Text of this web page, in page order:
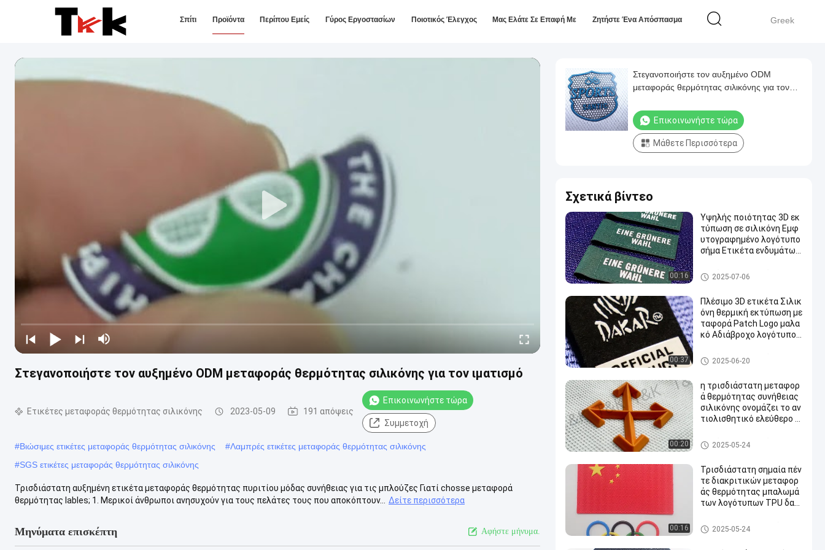
Greek
Σπίτι Προϊόντα Περίπου Εμείς Γύρος Εργοστασίων Ποιοτικός Έλεγχος Μας Ελάτε Σε Επαφή Με Ζητήστε Ένα Απόσπασμα
Στεγανοποιήστε τον αυξημένο ODM μεταφοράς θερμότητας σιλικόνης για τον ιματισμό
Ετικέτες μεταφοράς θερμότητας σιλικόνης 2023-05-09 191 απόψεις
Επικοινωνήστε τώρα
Συμμετοχή
#Βιώσιμες ετικέτες μεταφοράς θερμότητας σιλικόνης #Λαμπρές ετικέτες μεταφοράς θερμότητας σιλικόνης
#SGS ετικέτες μεταφοράς θερμότητας σιλικόνης
Τρισδιάστατη αυξημένη ετικέτα μεταφοράς θερμότητας πυριτίου μόδας συνήθειας για τις μπλούζες Γιατί chosse μεταφορά
θερμότητας lables; 1. Μερικοί άνθρωποι ανησυχούν για τους πελάτες τους που αποκόπτουν...
Δείτε περισσότερα
Μηνύματα επισκέπτη Αφήστε μήνυμα.
Στεγανοποιήστε τον αυξημένο ODM
μεταφοράς θερμότητας σιλικόνης για τον
Επικοινωνήστε τώρα
Μάθετε Περισσότερα
Σχετικά βίντεο
00:16
Υψηλής ποιότητας 3D εκ
τύπωση σε σιλικόνη Εμφ
υτογραφημένο λογότυπο
σήμα Ετικέτα ενδυμάτων
αφορά θερμότητας για χ
ρήση ρούχων
Ετικέτες μεταφοράς θερμότ
ητας σιλικόνης
2025-07-06
00:37
Πλέσιμο 3D ετικέτα Σιλικ
όνη θερμική εκτύπωση με
ταφορά Patch Logo μαλα
κό Αδιάβροχο λογότυπο γ
απούτσια
Ετικέτες μεταφοράς θερμότ
ητας σιλικόνης
2025-06-20
00:20
η τρισδιάστατη μεταφορ
ά θερμότητας συνήθειας
σιλικόνης ονομάζει το αν
τιολισθητικό ελεύθερο σ
Ετικέτες μεταφοράς θερμότ
ητας σιλικόνης
2025-05-24
00:16
Τρισδιάστατη σημαία πέν
τε διακριτικών μεταφορ
άς θερμότητας μπαλωμά
των λογότυπων TPU δαχ
Μπαλώματα ιματισμού συνή
θειας
2025-05-24